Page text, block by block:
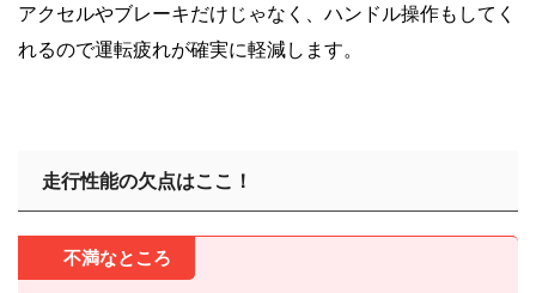
アクセルやブレーキだけじゃなく、ハンドル操作もしてく
れるので運転疲れが確実に軽減します。
走行性能の欠点はここ！
不満なところ